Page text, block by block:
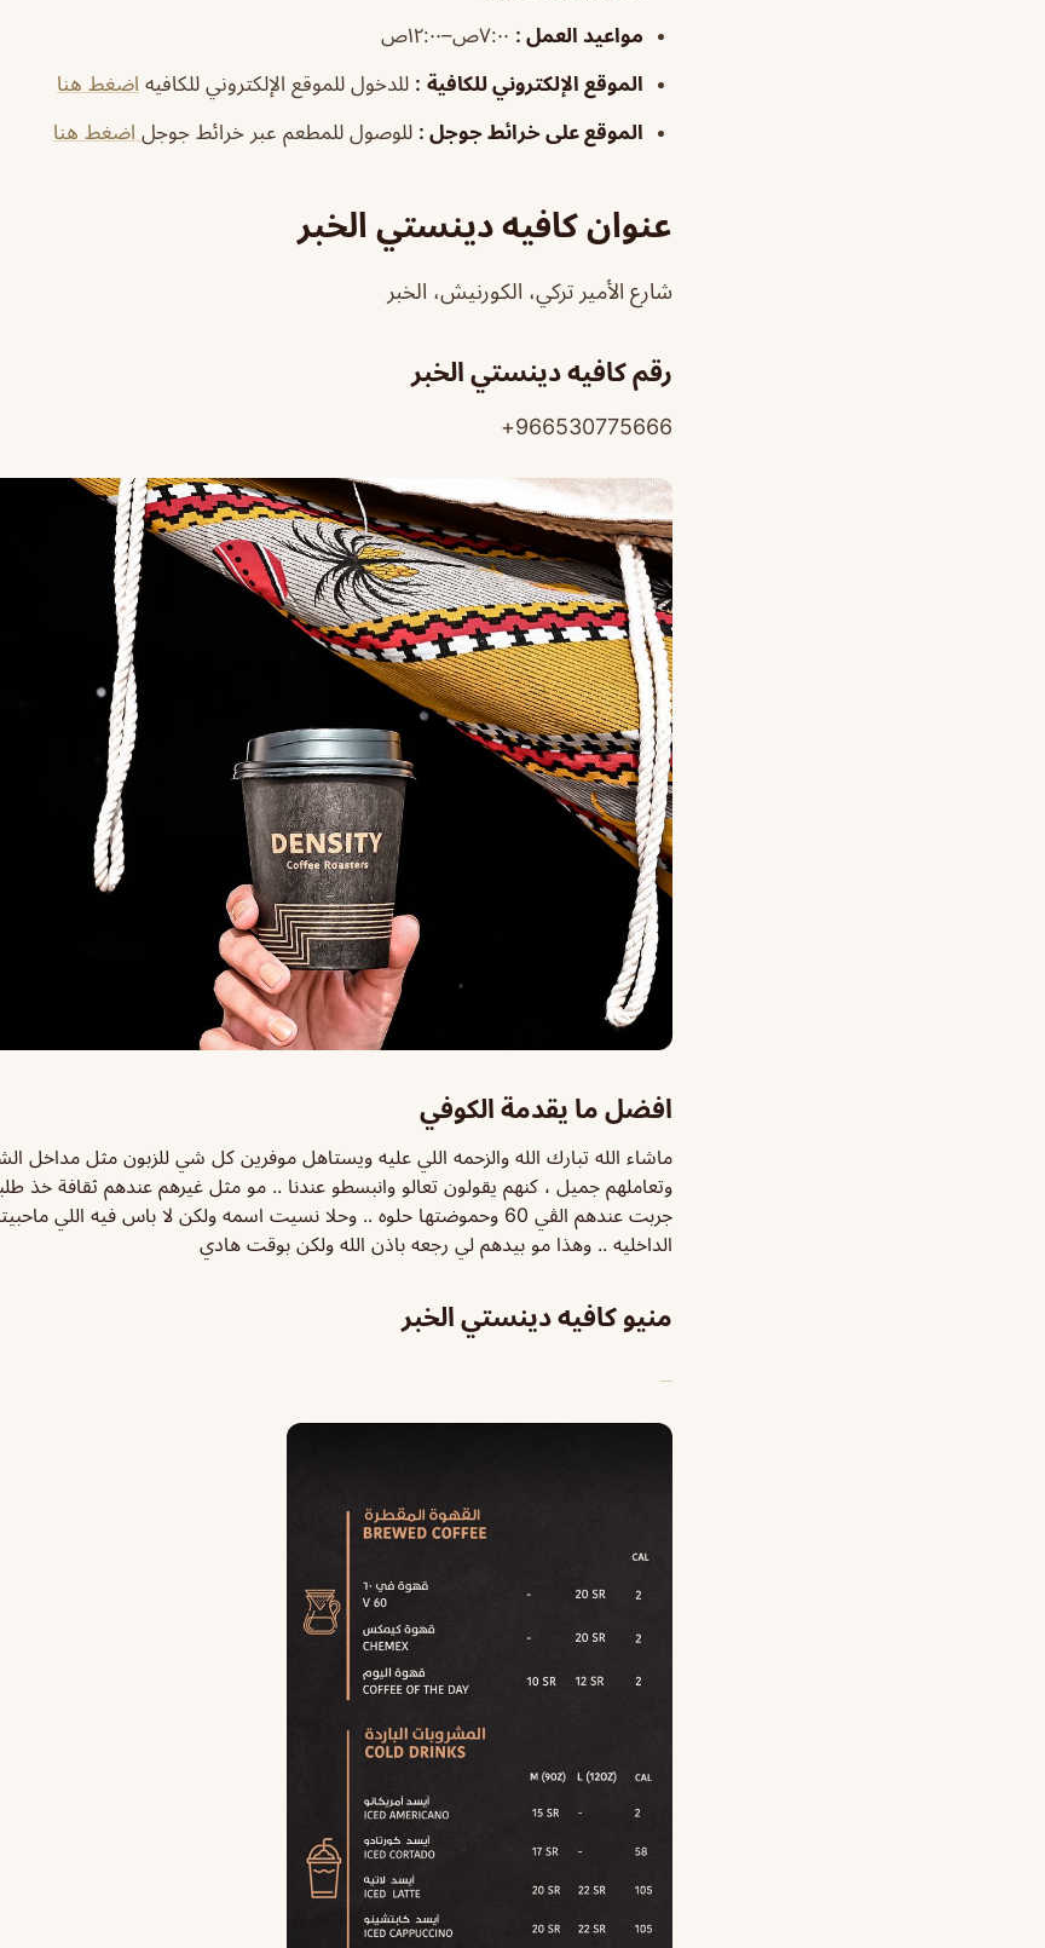
مواعيد العمل : ٧:٠٠ص–١٢:٠٠ص
الموقع الإلكتروني للكافية : للدخول للموقع الإلكتروني للكافيه اضغط هنا
الموقع على خرائط جوجل : للوصول للمطعم عبر خرائط جوجل اضغط هنا
عنوان كافيه دينستي الخبر
شارع الأمير تركي، الكورنيش، الخبر
رقم كافيه دينستي الخبر
966530775666+
افضل ما يقدمة الكوفي
ماشاء الله تبارك الله والزحمه اللي عليه ويستاهل موفرين كل شي للزبون مثل مداخل
وتعاملهم جميل ، كنهم يقولون تعالو وانبسطو عندنا .. مو مثل غيرهم عندهم ثقافة خذ
جربت عندهم الڤي 60 وحموضتها حلوه .. وحلا نسيت اسمه ولكن لا باس فيه اللي
الداخليه .. وهذا مو بيدهم لي رجعه باذن الله ولكن بوقت هادي
منيو كافيه دينستي الخبر